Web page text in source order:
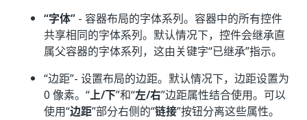
“字体” - 容器布局的字体系列。容器中的所有控件
共享相同的字体系列。默认情况下，控件会继承直
属父容器的字体系列，这由关键字“已继承”指示。
“边距”- 设置布局的边距。默认情况下，边距设置为
0 像素。“上/下”和“左/右”边距属性结合使用。可以
使用“边距”部分右侧的“链接”按钮分离这些属性。